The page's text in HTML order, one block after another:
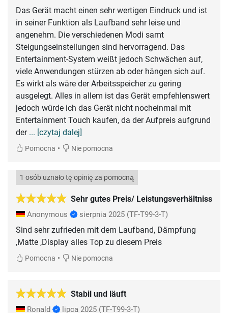
Das Gerät macht einen sehr wertigen Eindruck und ist
in seiner Funktion als Laufband sehr leise und
angenehm. Die verschiedenen Modi samt
Steigungseinstellungen sind hervorragend. Das
Entertainment-System weißt jedoch Schwächen auf,
viele Anwendungen stürzen ab oder hängen sich auf.
Es wirkt als wäre der Arbeitsspeicher zu gering
ausgelegt. Alles in allem ist das Gerät empfehlenswert
jedoch würde ich das Gerät nicht nocheinmal mit
Entertainment Touch kaufen, da der Aufpreis aufgrund
der ... [czytaj dalej]
Pomocna • Nie pomocna
Sehr gutes Preis/ Leistungsverhältniss
1 osób uznało tę opinię za pomocną
Anonymous sierpnia 2025 (TF-T99-3-T)
Sind sehr zufrieden mit dem Laufband, Dämpfung
,Matte ,Display alles Top zu diesem Preis
Pomocna • Nie pomocna
Stabil und läuft
Ronald lipca 2025 (TF-T99-3-T)